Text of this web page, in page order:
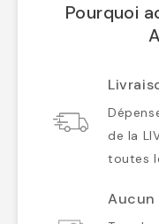
Pourquoi
de la
toutes